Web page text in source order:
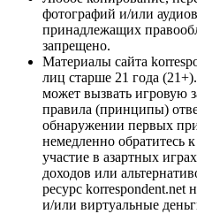
фотографий и/или
принадлежащих
запрещено.
Материалы сайта
лиц старше 21 года
может вызвать игровую
правила (принципы)
обнаружении первых
немедленно обратитесь
участие в азартных
доходов или
ресурс korrespondent.net
и/или виртуальные